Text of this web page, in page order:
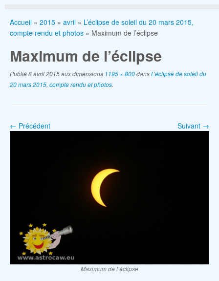
Accueil » 2015 » avril » L’éclipse de soleil du 20 mars 2015,
compte rendu et photos » Maximum de l’éclipse
Maximum de l’éclipse
Publié8 avril 2015aux dimensions 1195 × 800dansL’éclipse de soleil du
20 mars 2015, compte rendu et photos.
← Précédent Suivant →
Maximum de l’éclipse